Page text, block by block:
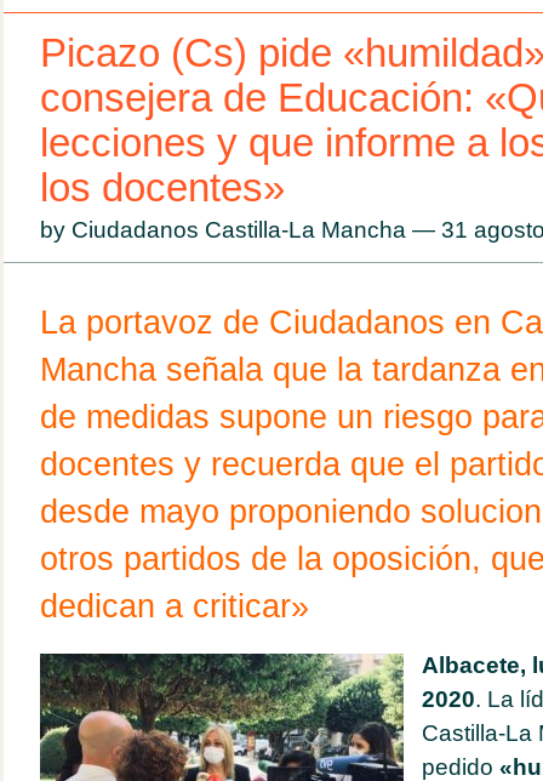
Picazo (Cs) pide
consejera de Educación:
lecciones y que informe a
los docentes»
by Ciudadanos Castilla-La Mancha — 31
La portavoz de Ciudadanos en
Mancha señala que la tardanza
de medidas supone un riesgo
docentes y recuerda que el
desde mayo proponiendo
otros partidos de la oposición,
dedican a criticar»
Albacete,
2020. La
Castilla-La
pedido